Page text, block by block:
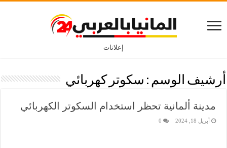
إعلانات
أرشيف الوسم : سكوتر كهربائي
مدينة ألمانية تحظر استخدام السكوتر الكهربائي
أبريل 18, 2024 0